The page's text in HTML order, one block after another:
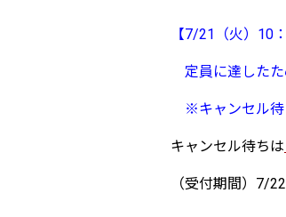
【7/21（火）10
定員に達したた
※キャンセル待
キャンセル待ちは
（受付期間）7/